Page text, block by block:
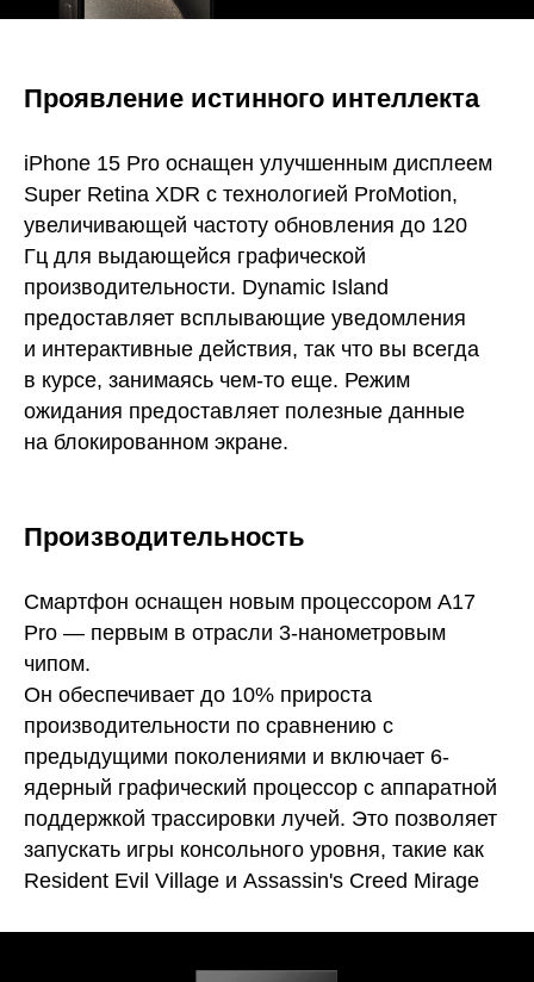
Проявление истинного интеллекта
iPhone 15 Pro оснащен улучшенным дисплеем
Super Retina XDR с технологией ProMotion,
увеличивающей частоту обновления до 120
Гц для выдающейся графической
производительности. Dynamic Island
предоставляет всплывающие уведомления
и интерактивные действия, так что вы всегда
в курсе, занимаясь чем-то еще. Режим
ожидания предоставляет полезные данные
на блокированном экране.
Производительность
Смартфон оснащен новым процессором A17
Pro — первым в отрасли 3-нанометровым
чипом.
Он обеспечивает до 10% прироста
производительности по сравнению с
предыдущими поколениями и включает 6-
ядерный графический процессор с аппаратной
поддержкой трассировки лучей. Это позволяет
запускать игры консольного уровня, такие как
Resident Evil Village и Assassin's Creed Mirage